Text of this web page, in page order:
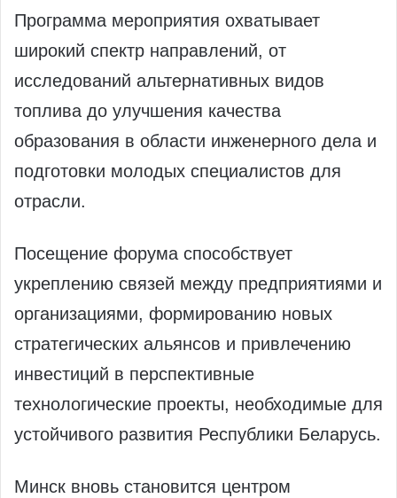
Программа мероприятия охватывает
широкий спектр направлений, от
исследований альтернативных видов
топлива до улучшения качества
образования в области инженерного дела и
подготовки молодых специалистов для
отрасли.
Посещение форума способствует
укреплению связей между предприятиями и
организациями, формированию новых
стратегических альянсов и привлечению
инвестиций в перспективные
технологические проекты, необходимые для
устойчивого развития Республики Беларусь.
Минск вновь становится центром